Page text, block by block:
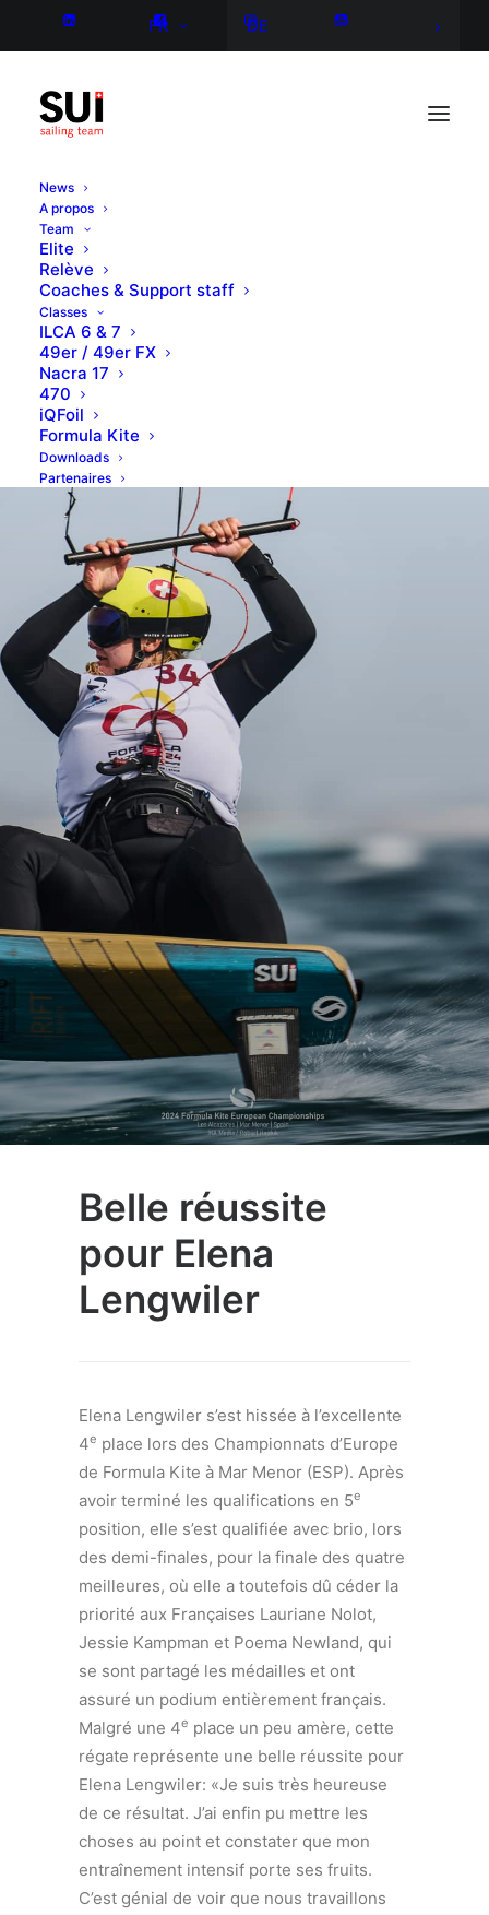
FR DE
News
A propos
Team
Elite
Relève
Coaches & Support staff
Classes
ILCA 6 & 7
49er / 49er FX
Nacra 17
470
iQFoil
Formula Kite
Downloads
Partenaires
Belle réussite
pour Elena
Lengwiler
Elena Lengwiler s’est hissée à l’excellente
4e place lors des Championnats d’Europe
de Formula Kite à Mar Menor (ESP). Après
avoir terminé les qualifications en 5e
position, elle s’est qualifiée avec brio, lors
des demi-finales, pour la finale des quatre
meilleures, où elle a toutefois dû céder la
priorité aux Françaises Lauriane Nolot,
Jessie Kampman et Poema Newland, qui
se sont partagé les médailles et ont
assuré un podium entièrement français.
Malgré une 4e place un peu amère, cette
régate représente une belle réussite pour
Elena Lengwiler: «Je suis très heureuse
de ce résultat. J’ai enfin pu mettre les
choses au point et constater que mon
entraînement intensif porte ses fruits.
C’est génial de voir que nous travaillons